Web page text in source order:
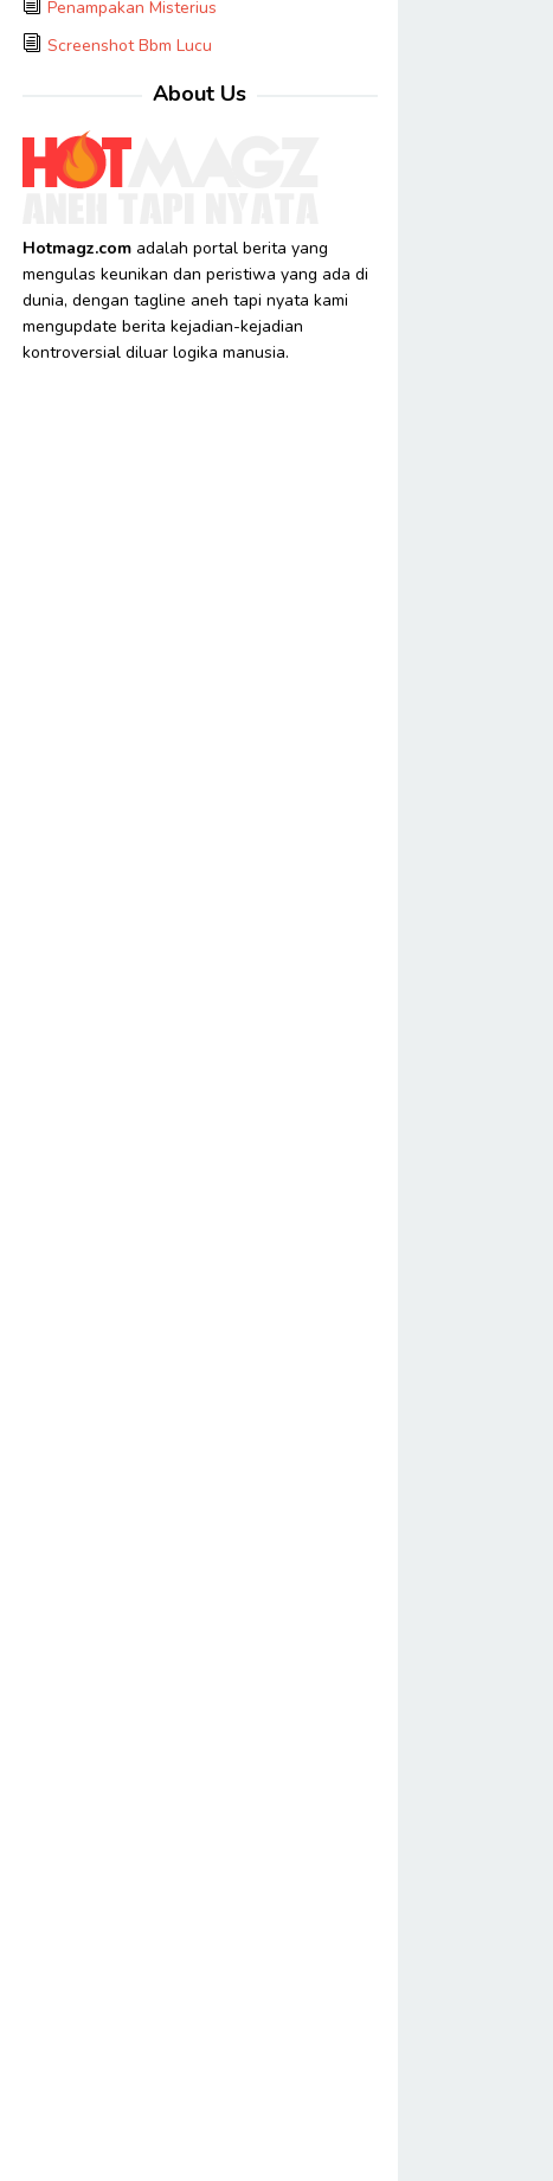
Penampakan Misterius
Screenshot Bbm Lucu
About Us
Hotmagz.comadalah portal berita yang
mengulas keunikan dan peristiwa yang ada di
dunia, dengan tagline aneh tapi nyata kami
mengupdate berita kejadian-kejadian
kontroversial diluar logika manusia.